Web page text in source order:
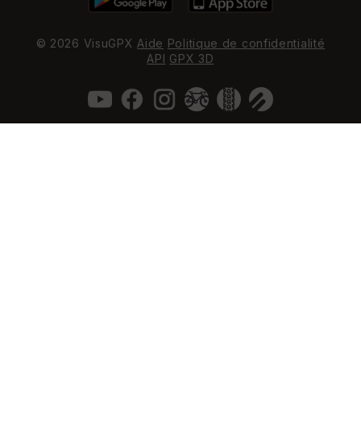
© 2026 VisuGPX Aide Politique de confidentialité
API GPX 3D